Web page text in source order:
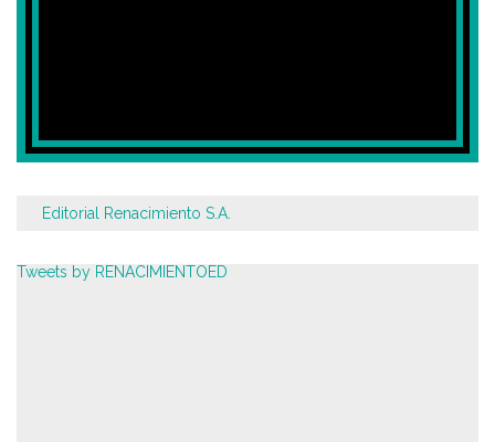
Editorial Renacimiento S.A.
Tweets by RENACIMIENTOED